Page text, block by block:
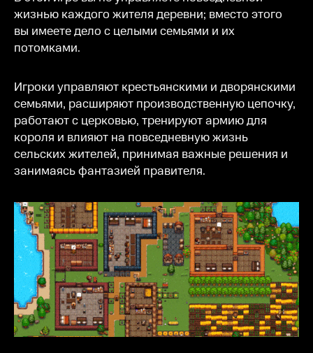
жизнью каждого жителя деревни; вместо этого
вы имеете дело с целыми семьями и их
потомками.
Игроки управляют крестьянскими и дворянскими
семьями, расширяют производственную цепочку,
работают с церковью, тренируют армию для
короля и влияют на повседневную жизнь
сельских жителей, принимая важные решения и
занимаясь фантазией правителя.